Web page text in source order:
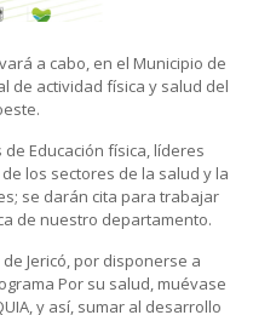
a cabo, en el Municipio de
de actividad física y salud del
Educación física, líderes
los sectores de la salud y la
se darán cita para trabajar
de nuestro departamento.
Jericó, por disponerse a
Por su salud, muévase
y así, sumar al desarrollo